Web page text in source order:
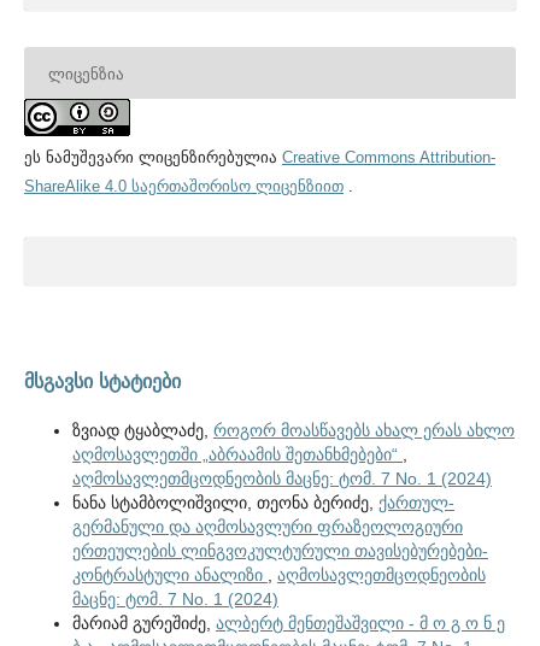
ᲚᲘᲪᲔᲜᲖᲘᲐ
ეს ნამუშევარი ლიცენზირებულია Creative Commons Attribution-
ShareAlike 4.0 საერთაშორისო ლიცენზიით.
მსგავსი სტატიები
ზვიად ტყაბლაძე, როგორ მოასწავებს ახალ ერას ახლო
აღმოსავლეთში „აბრაამის შეთანხმებები“ ,
აღმოსავლეთმცოდნეობის მაცნე: ტომ. 7 No. 1 (2024)
ნანა სტამბოლიშვილი, თეონა ბერიძე, ქართულ-
გერმანული და აღმოსავლური ფრაზეოლოგიური
ერთეულების ლინგვოკულტურული თავისებურებები-
კონტრასტული ანალიზი , აღმოსავლეთმცოდნეობის
მაცნე: ტომ. 7 No. 1 (2024)
მარიამ გურეშიძე, ალბერტ მენთეშაშვილი - მ ო გ ო ნ ე